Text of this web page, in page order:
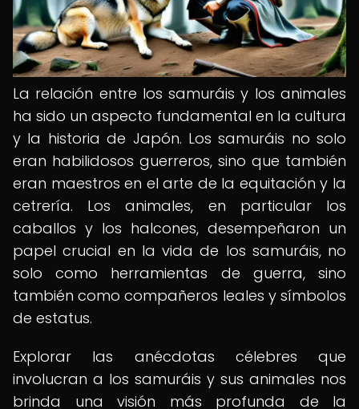
La relación entre los samuráis y los animales
ha sido un aspecto fundamental en la cultura
y la historia de Japón. Los samuráis no solo
eran habilidosos guerreros, sino que también
eran maestros en el arte de la equitación y la
cetrería. Los animales, en particular los
caballos y los halcones, desempeñaron un
papel crucial en la vida de los samuráis, no
solo como herramientas de guerra, sino
también como compañeros leales y símbolos
de estatus.
Explorar las anécdotas célebres que
involucran a los samuráis y sus animales nos
brinda una visión más profunda de la